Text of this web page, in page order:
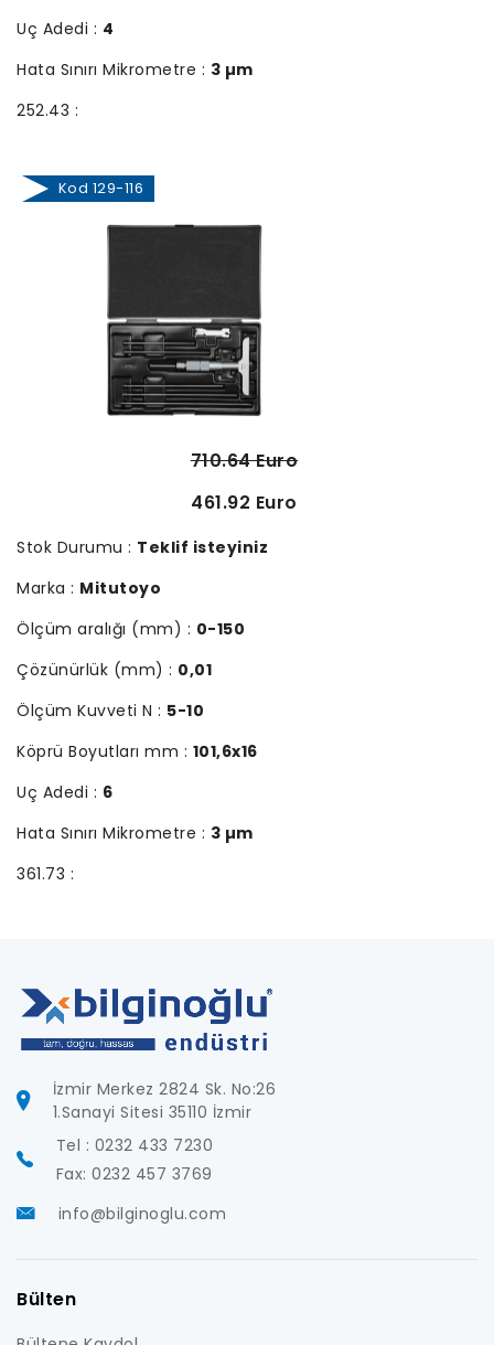
Uç Adedi : 4
Hata Sınırı Mikrometre : 3 µm
252.43 :
Kod 129-116
710.64 Euro
461.92 Euro
Stok Durumu : Teklif isteyiniz
Marka : Mitutoyo
Ölçüm aralığı (mm) : 0-150
Çözünürlük (mm) : 0,01
Ölçüm Kuvveti N : 5-10
Köprü Boyutları mm : 101,6x16
Uç Adedi : 6
Hata Sınırı Mikrometre : 3 µm
361.73 :
İzmir Merkez 2824 Sk. No:26
1.Sanayi Sitesi 35110 İzmir
Tel : 0232 433 7230
Fax: 0232 457 3769
info@bilginoglu.com
Bülten